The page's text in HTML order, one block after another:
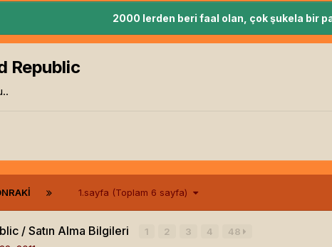
2000 lerden beri faal olan, çok şukela bir
Republic
1.sayfa (Toplam 6 sayfa)
/ Satın Alma Bilgileri 1 2 3 4 48